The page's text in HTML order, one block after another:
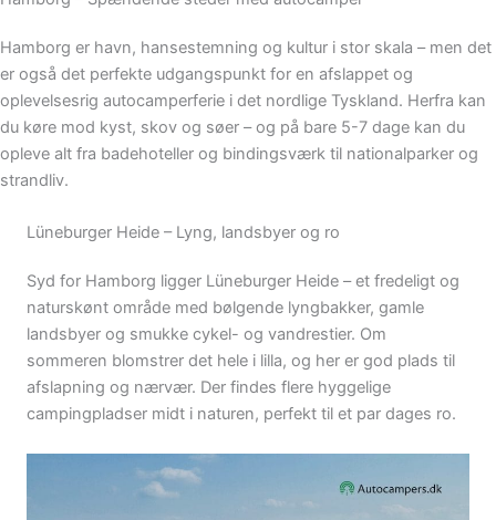
Hamborg er havn, hansestemning og kultur i stor skala – men det
er også det perfekte udgangspunkt for en afslappet og
oplevelsesrig autocamperferie i det nordlige Tyskland. Herfra kan
du køre mod kyst, skov og søer – og på bare 5-7 dage kan du
opleve alt fra badehoteller og bindingsværk til nationalparker og
strandliv.
Lüneburger Heide – Lyng, landsbyer og ro
Syd for Hamborg ligger Lüneburger Heide – et fredeligt og
naturskønt område med bølgende lyngbakker, gamle
landsbyer og smukke cykel- og vandrestier. Om
sommeren blomstrer det hele i lilla, og her er god plads til
afslapning og nærvær. Der findes flere hyggelige
campingpladser midt i naturen, perfekt til et par dages ro.